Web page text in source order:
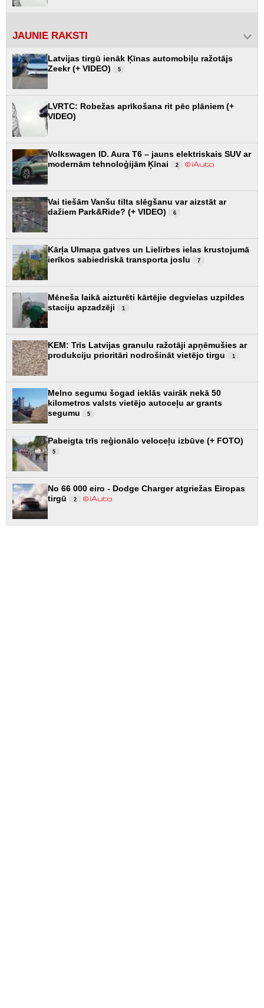
JAUNIE RAKSTI
Latvijas tirgū ienāk Ķīnas automobiļu ražotājs
Zeekr (+ VIDEO)
5
LVRTC: Robežas aprīkošana rit pēc plāniem (+
VIDEO)
Volkswagen ID. Aura T6 – jauns elektriskais SUV ar
modernām tehnoloģijām Ķīnai
2
Vai tiešām Vanšu tilta slēgšanu var aizstāt ar
dažiem Park&Ride? (+ VIDEO)
6
Kārļa Ulmaņa gatves un Lielirbes ielas krustojumā
ierīkos sabiedriskā transporta joslu
7
Mēneša laikā aizturēti kārtējie degvielas uzpildes
staciju apzadzēji
1
KEM: Trīs Latvijas granulu ražotāji apņēmušies ar
produkciju prioritāri nodrošināt vietējo tirgu
1
Melno segumu šogad ieklās vairāk nekā 50
kilometros valsts vietējo autoceļu ar grants
segumu
5
Pabeigta trīs reģionālo veloceļu izbūve (+ FOTO)
5
No 66 000 eiro - Dodge Charger atgriežas Eiropas
tirgū
2